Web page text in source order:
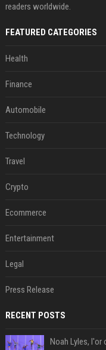
readers worldwide.
FEATURED CATEGORIES
Health
Finance
Automobile
Technology
Travel
Crypto
Ecommerce
Entertainment
Legal
Press Release
RECENT POSTS